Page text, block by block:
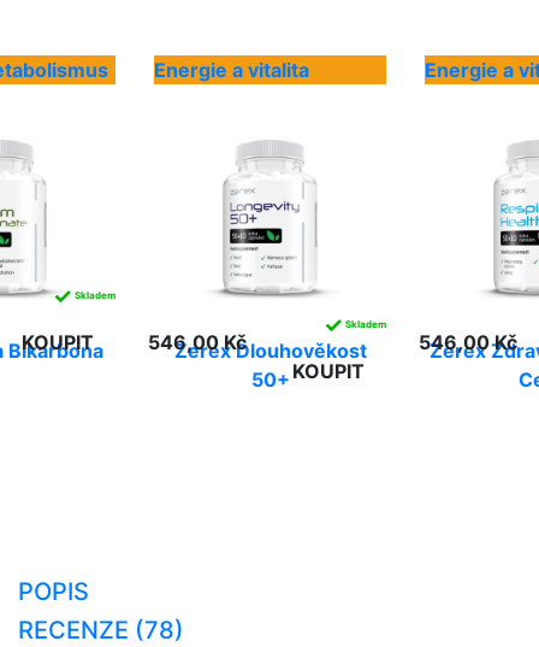
Bikarbona
✓ Skladem
KOUPIT
Energie a vitalita
Zerex Dlouhověkost
50+
546,00 Kč
✓ Skladem
KOUPIT
Energie a
Zerex
546,00 Kč
POPIS
RECENZE (78)